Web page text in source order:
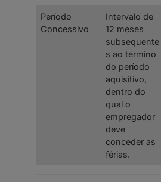
Período
Concessivo
Intervalo de
12 meses
subsequente
s ao término
do período
aquisitivo,
dentro do
qual o
empregador
deve
conceder as
férias.